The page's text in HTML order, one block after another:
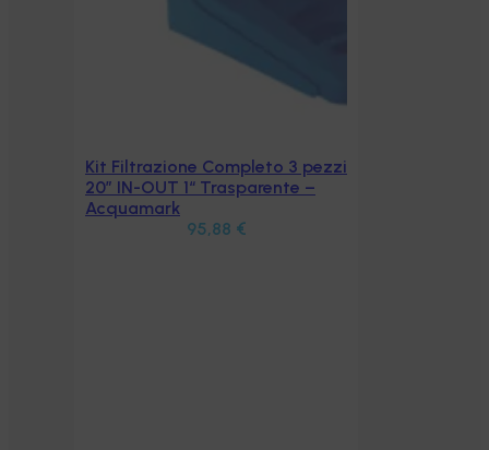
Aggiungi al carrello
Kit Filtrazione Completo 3 pezzi
20” IN-OUT 1“ Trasparente –
Acquamark
95,88 €